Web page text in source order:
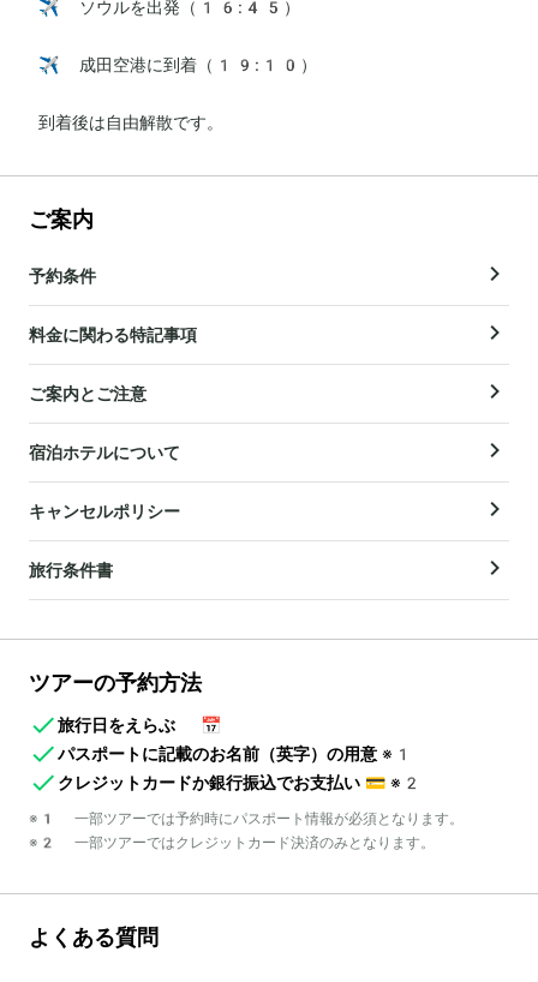
✈️ ソウルを出発（16:45）
✈️ 成田空港に到着（19:10）
到着後は自由解散です。
ご案内
予約条件
料金に関わる特記事項
ご案内とご注意
宿泊ホテルについて
キャンセルポリシー
旅行条件書
ツアーの予約方法
旅行日をえらぶ
📅
パスポートに記載のお名前（英字）の用意 ※1
クレジットカードか銀行振込でお支払い 💳 ※2
※1 一部ツアーでは予約時にパスポート情報が必須となります。
※2 一部ツアーではクレジットカード決済のみとなります。
よくある質問